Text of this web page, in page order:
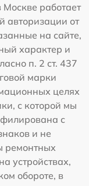
работает
авторизации от
на сайте,
характер и
п. 2 ст. 437
марки
целях
с которой мы
с
и не
ремонтных
устройствах,
обороте, в